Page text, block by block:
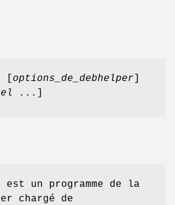
options_de_debhelper
...]
est un programme de la
chargé de